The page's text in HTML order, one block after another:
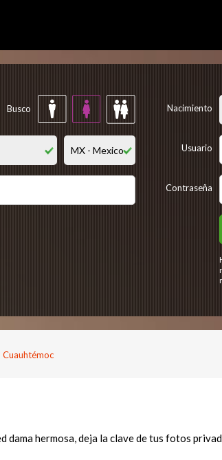
Busco Nacimiento
Usuario
Contraseña
dama hermosa, deja la clave de tus fotos